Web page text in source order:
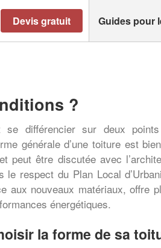
Devis gratuit Guides pour
?
se différencier sur deux
générale d’une toiture est
peut être discutée avec
le respect du Plan Local
aux nouveaux matériaux, offre
énergétiques.
la forme de sa